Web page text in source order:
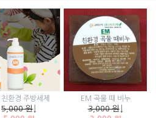
환경 주방세제
5,000 원↓
EM 곡물 때 비누
3,000 원↓